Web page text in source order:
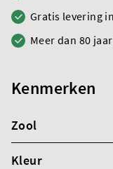
Gratis levering
Meer dan 80
Kenmerken
Zool
Kleur